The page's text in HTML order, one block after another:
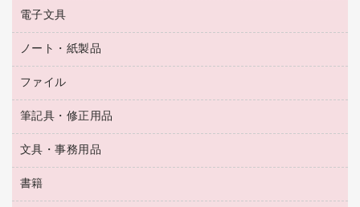
ハンドソープ・石鹸
トイレ用品
トイレ用洗剤
ティッシュペーパー
ダストボックス
タオル・アメニティ用品
タイムレコーダー
シュレッダ
ＯＨＰ用品
乾電池・充電池
フィルム・カメラ用品
デスクライト
アルバム
掃除機・クリーナー
空調・季節家電
その他電化製品
キッチン・調理家電
ＯＡタップ／延長コード
電子文具
電卓
ラベルテープ
その他電子文具
ノート・紙製品
封筒
粘着メモ
伝票
典礼用品
帳簿
ファイル
名刺整理用品
板目表紙・綴込表紙
背幅が伸びるファイル
統一伝票用ファイル
筆記具・修正用品
万年筆
筆ペン
消しゴム
文具・事務用品
輪ゴム
書籍